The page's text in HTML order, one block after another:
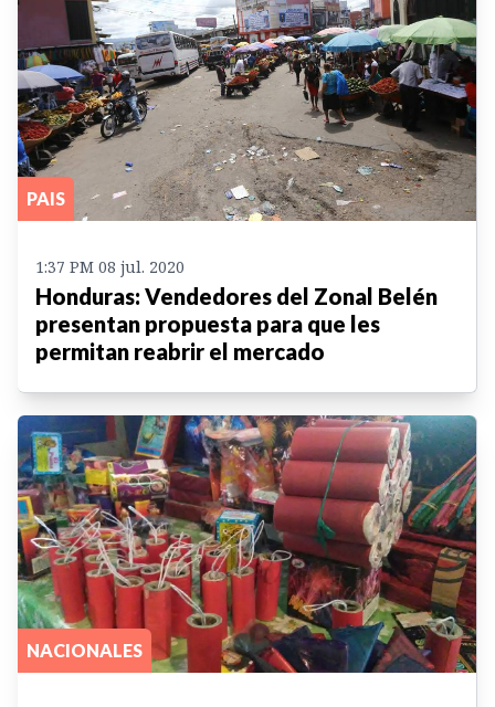
PAIS
1:37 PM 08 jul. 2020
Honduras: Vendedores del Zonal Belén
presentan propuesta para que les
permitan reabrir el mercado
NACIONALES